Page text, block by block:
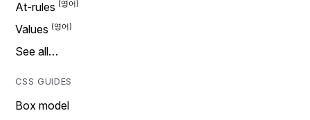
At-rules
Values
See all…
CSS GUIDES
Box model